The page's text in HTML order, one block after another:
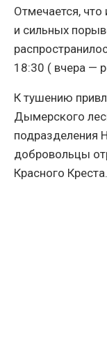
Отмечается,
и сильных
18:30 ( вчера —
К тушению
Дымерского
подразделения
добровольцы
Красного Креста.